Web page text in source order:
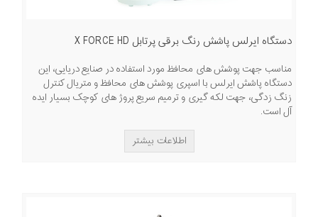
دستگاه ایرلس پاشش رنگ برقی پرتابل X FORCE HD
مناسب جهت پوشش های محافظ مورد استفاده در صنایع دریایی، این
دستگاه پاشش ایرلس با اسپری پوشش های محافظ و متریال کنترل
زنگ زدگی، جهت لکه گیری و ترمیم سریع پروژ های کوچک بسیار ایده
آل است.
اطلاعات بیشتر